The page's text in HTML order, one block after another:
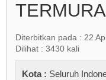
Diterbitkan pada : 22
Dilihat : 3430 kali
Kota : Seluruh